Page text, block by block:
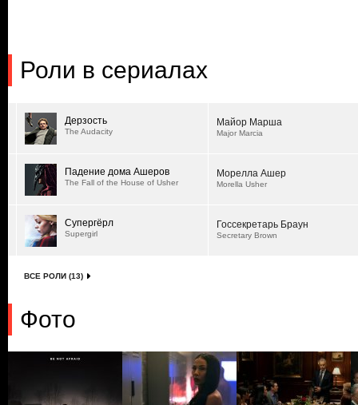
Роли в сериалах
Дерзость
The Audacity
Майор Марша
Major Marcia
Падение дома Ашеров
The Fall of the House of Usher
Морелла Ашер
Morella Usher
Супергёрл
Supergirl
Госсекретарь Браун
Secretary Brown
ВСЕ РОЛИ (13)
Фото